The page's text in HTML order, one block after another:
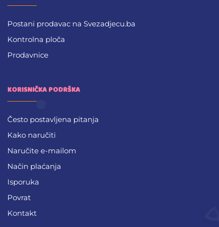
Postani prodavac na Svezadjecu.ba
Kontrolna ploča
Prodavnice
KORISNIČKA PODRŠKA
Često postavljena pitanja
Kako naručiti
Naručite e-mailom
Način plaćanja
Isporuka
Povrat
Kontakt